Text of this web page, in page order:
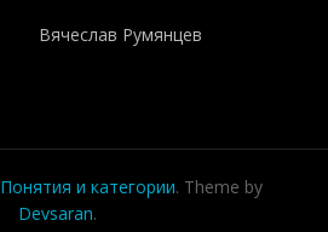
Вячеслав Румянцев
Понятия и категории. Theme by
Devsaran.